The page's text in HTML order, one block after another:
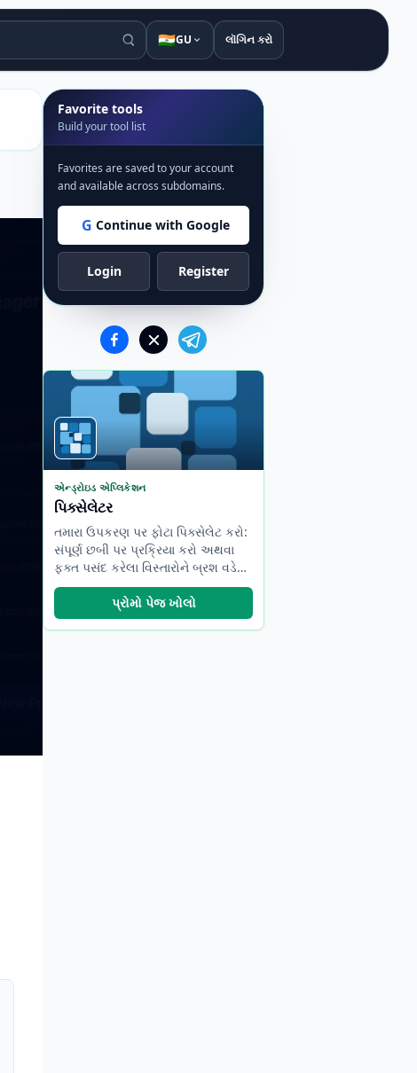
🇮🇳GU લૉગિન કરો
Favorite tools
Build your tool list
Favorites are saved to your account
and available across subdomains.
G Continue with Google
Login Register
એન્ડ્રોઇડ એપ્લિકેશન
પિક્સેલેટર
તમારા ઉપકરણ પર ફોટા પિક્સેલેટ કરો:
સંપૂર્ણ છબી પર પ્રક્રિયા કરો અથવા
ફક્ત પસંદ કરેલા વિસ્તારોને બ્રશ વડે
આવરી લો.
પ્રોમો પેજ ખોલો